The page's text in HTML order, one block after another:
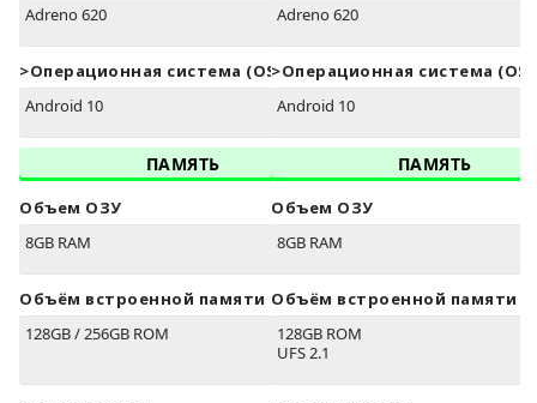
Adreno 620
>Oперационная система (OS)
Android 10
ПАМЯТЬ
Объем ОЗУ
8GB RAM
Объём встроенной памяти
128GB / 256GB ROM
Adreno 620
>Oперационная система (OS)
Android 10
ПАМЯТЬ
Объем ОЗУ
8GB RAM
Объём встроенной памяти
128GB ROM
UFS 2.1